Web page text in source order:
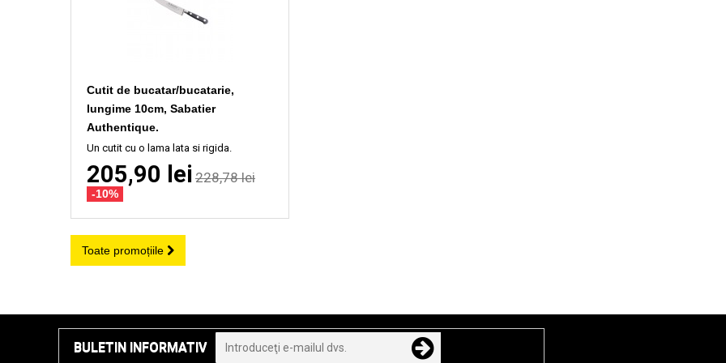
Cutit de bucatar/bucatarie,
lungime 10cm, Sabatier
Authentique.
Un cutit cu o lama lata si rigida.
205,90 lei 228,78 lei
-10%
Toate promoțiile
BULETIN INFORMATIV